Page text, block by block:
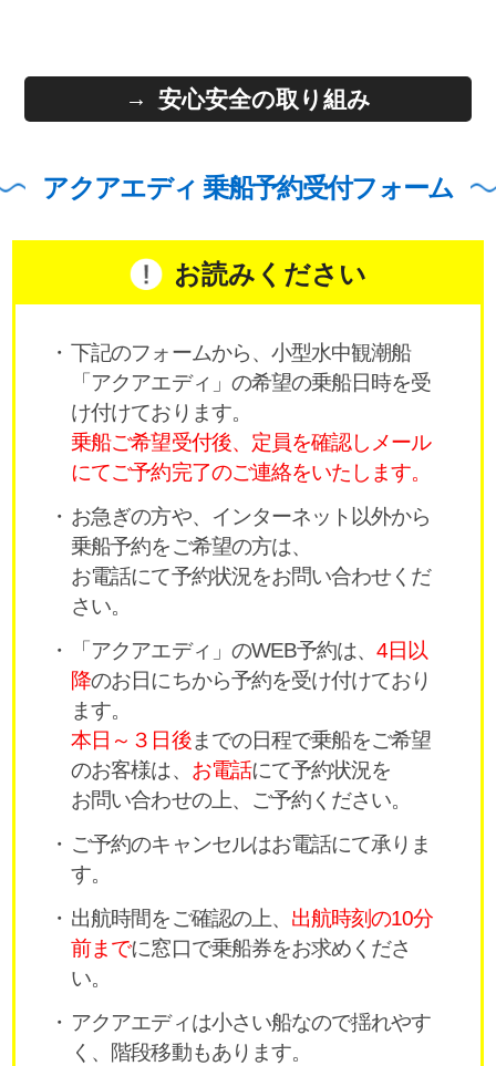
安心安全の取り組み
アクアエディ 乗船予約受付フォーム
お読みください
下記のフォームから、小型水中観潮船
「アクアエディ」の希望の乗船日時を受
け付けております。
乗船ご希望受付後、定員を確認しメール
にてご予約完了のご連絡をいたします。
お急ぎの方や、インターネット以外から
乗船予約をご希望の方は、
お電話にて予約状況をお問い合わせくだ
さい。
「アクアエディ」のWEB予約は、4日以
降のお日にちから予約を受け付けており
ます。
本日～３日後までの日程で乗船をご希望
のお客様は、 お電話にて予約状況を
お問い合わせの上、ご予約ください。
ご予約のキャンセルはお電話にて承りま
す。
出航時間をご確認の上、 出航時刻の10分
前までに窓口で乗船券をお求めくださ
い。
アクアエディは小さい船なので揺れやす
く、階段移動もあります。